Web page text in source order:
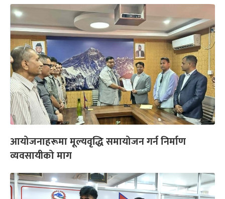
आयोजनाहरूमा मूल्यवृद्धि समायोजन गर्न निर्माण
व्यवसायीको माग